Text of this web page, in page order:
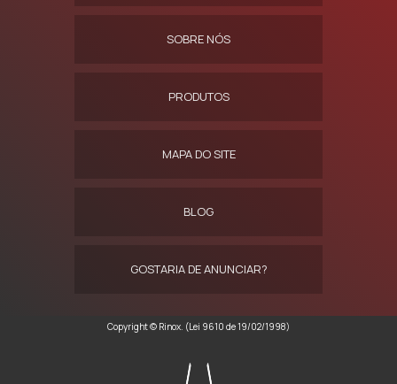
SOBRE NÓS
PRODUTOS
MAPA DO SITE
BLOG
GOSTARIA DE ANUNCIAR?
Copyright © Rinox. (Lei 9610 de 19/02/1998)